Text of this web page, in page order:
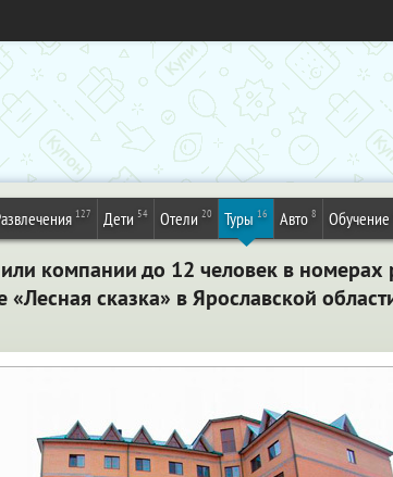
127 Дети 54 Отели 20 Туры 16 Авто 8 Обучение
компании до 12 человек в номерах
сказка» в Ярославской